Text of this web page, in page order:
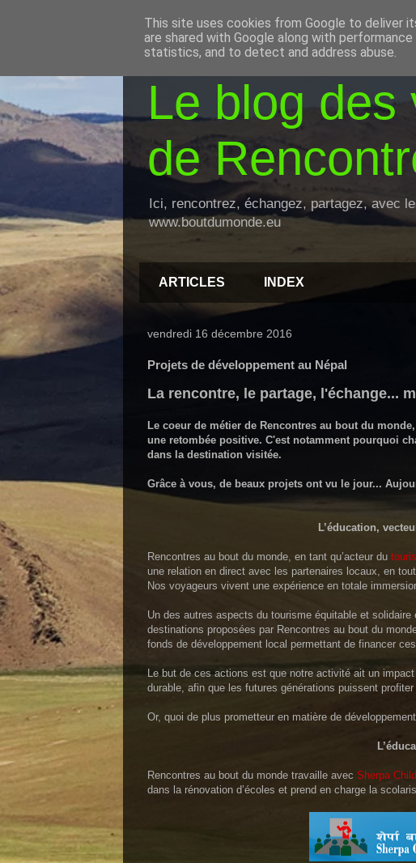
Le blog des
de
Ici, rencontrez, échangez, partagez, avec
www.boutdumonde.eu
ARTICLES INDEX
vendredi 16 décembre 2016
Projets de développement au Népal
La rencontre, le partage, l'échange...
Le coeur de métier de Rencontres au bout du
une retombée positive. C'est notamment pourquoi
dans la destination visitée.
Grâce à vous, de beaux projets ont vu le jour...
L’éducation,
Rencontres au bout du monde, en tant qu’acteur du
une relation en direct avec les partenaires locaux, en
Nos voyageurs vivent une expérience en totale
Un des autres aspects du tourisme équitable et
destinations proposées par Rencontres au bout du
fonds de développement local permettant de financer
Le but de ces actions est que notre activité ait un
durable, afin que les futures générations puissent
Or, quoi de plus prometteur en matière de
L’éducation, une
Rencontres au bout du monde travaille avec Sherpa
dans la rénovation d’écoles et prend en charge la
This site uses cookies from Google to deliver
are shared with Google along with
statistics, and to detect and address abuse.